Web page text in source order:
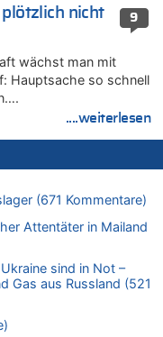
jetzt amtlich
zu
ist jetzt amtlich
zu
ist jetzt amtlich
wie noch nie
ermordet haben
jetzt amtlich
zu
9
plötzlich nicht
wächst man mit
Hauptsache so schnell
....weiterlesen
(671 Kommentare)
Attentäter in Mailand
sind in Not –
Gas aus Russland (521